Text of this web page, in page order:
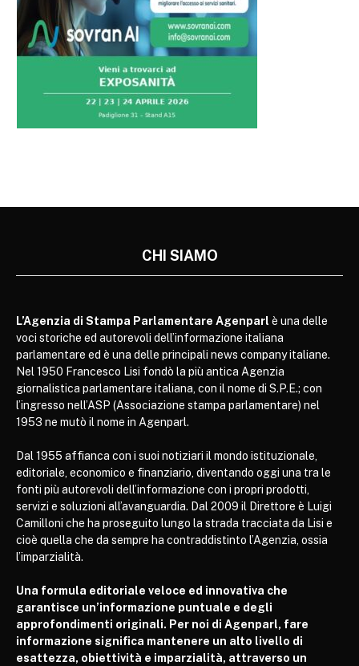
CHI SIAMO
L’Agenzia di Stampa Parlamentare Agenparl è una delle
voci storiche ed autorevoli dell’informazione italiana
parlamentare ed è una delle principali news company italiane.
Nel 1950 Francesco Lisi fondò la più antica Agenzia
giornalistica parlamentare italiana, con il nome di S.P.E.; con
l’ingresso nell’ASP (Associazione stampa parlamentare) nel
1953 ne mutò il nome in Agenparl.
Dal 1955 affianca con i suoi notiziari il mondo istituzionale,
editoriale, economico e finanziario, diventando oggi una tra le
fonti più autorevoli dell’informazione con i propri prodotti,
servizi e soluzioni all’avanguardia. Dal 2009 il Direttore è Luigi
Camilloni che ha proseguito lungo la strada tracciata da Lisi e
cioè quella che da sempre ha contraddistinto l’Agenzia, ossia
l’imparzialità.
Una formula editoriale veloce ed innovativa che
garantisce un’informazione puntuale e degli
approfondimenti originali. Per noi di Agenparl, fare
informazione significa mantenere un alto livello di
esattezza, obiettività e imparzialità, attraverso un